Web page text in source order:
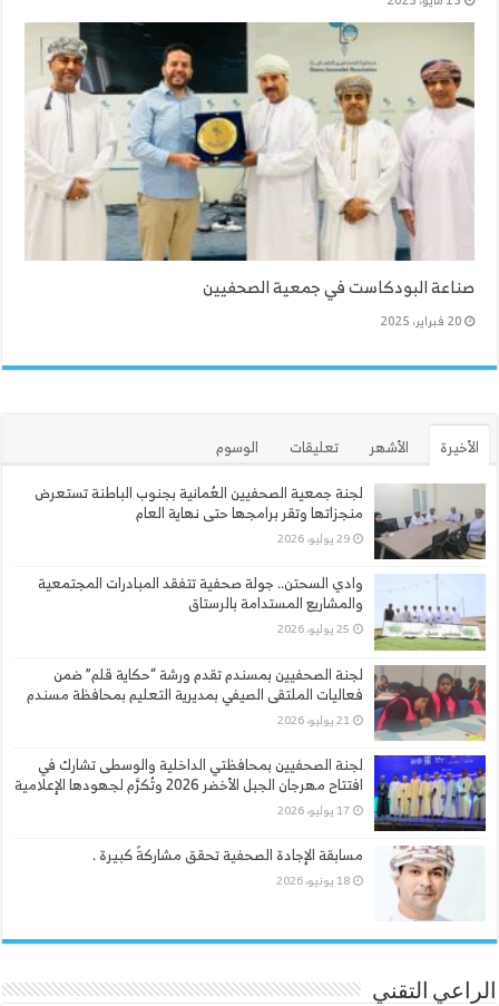
صناعة البودكاست في جمعية الصحفيين
20 فبراير، 2025
الأخيرة الأشهر تعليقات
الوسوم
لجنة جمعية الصحفيين العُمانية بجنوب الباطنة تستعرض
منجزاتها وتقر برامجها حتى نهاية العام
29 يوليو، 2026
وادي السحتن.. جولة صحفية تتفقد المبادرات المجتمعية
والمشاريع المستدامة بالرستاق
25 يوليو، 2026
لجنة الصحفيين بمسندم تقدم ورشة “حكاية قلم” ضمن
فعاليات الملتقى الصيفي بمديرية التعليم بمحافظة مسندم
21 يوليو، 2026
لجنة الصحفيين بمحافظتي الداخلية والوسطى تشارك في
افتتاح مهرجان الجبل الأخضر 2026 وتُكرَّم لجهودها الإعلامية
17 يوليو، 2026
مسابقة الإجادة الصحفية تحقق مشاركةً كبيرة .
18 يونيو، 2026
الراعي التقني